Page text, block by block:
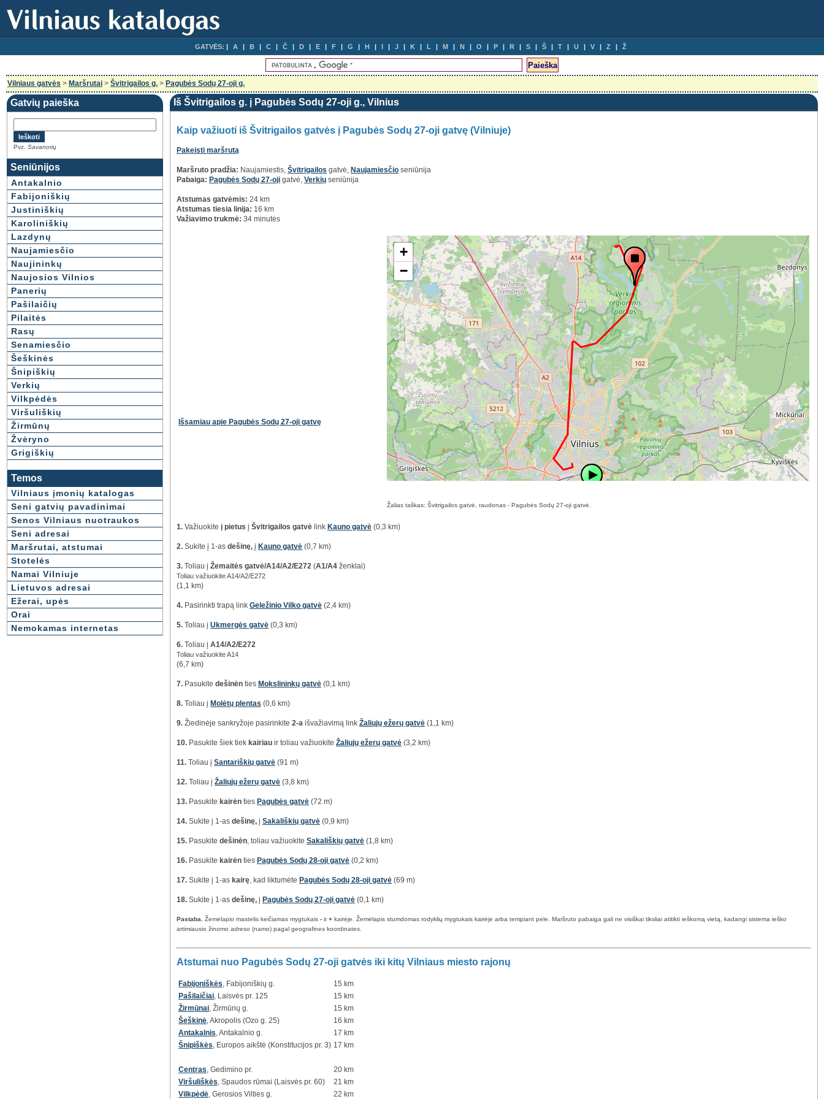
GATVĖS: A B C Č D E F G H I J K L M N O P R S Š T U V Z Ž
Vilniaus gatvės > Maršrutai > Švitrigailos g. > Pagubės Sodų 27-oji g.
Gatvių paieška
Pvz. Savanorių
Seniūnijos
Antakalnio
Fabijoniškių
Justiniškių
Karoliniškių
Lazdynų
Naujamiesčio
Naujininkų
Naujosios Vilnios
Panerių
Pašilaičių
Pilaitės
Rasų
Senamiesčio
Šeškinės
Šnipiškių
Verkių
Vilkpėdės
Viršuliškių
Žirmūnų
Žvėryno
Grigiškių
Temos
Vilniaus įmonių katalogas
Seni gatvių pavadinimai
Senos Vilniaus nuotraukos
Seni adresai
Maršrutai, atstumai
Stotelės
Namai Vilniuje
Lietuvos adresai
Ežerai, upės
Orai
Nemokamas internetas
Iš Švitrigailos g. į Pagubės Sodų 27-oji g., Vilnius
Kaip važiuoti iš Švitrigailos gatvės į Pagubės Sodų 27-oji gatvę (Vilniuje)
Pakeisti maršrutą
Maršruto pradžia: Naujamiestis, Švitrigailos gatvė, Naujamiesčio seniūnija
Pabaiga: Pagubės Sodų 27-oji gatvė, Verkių seniūnija
Atstumas gatvėmis: 24 km
Atstumas tiesia linija: 16 km
Važiavimo trukmė: 34 minutės
Išsamiau apie Pagubės Sodų 27-oji gatvę
+
−
Žalias taškas: Švitrigailos gatvė, raudonas - Pagubės Sodų 27-oji gatvė.
1. Važiuokite į pietus į Švitrigailos gatvė link Kauno gatvė (0,3 km)
2. Sukite į 1-as dešinę, į Kauno gatvė (0,7 km)
3. Toliau į Žemaitės gatvė/A14/A2/E272 (A1/A4 ženklai)
Toliau važiuokite A14/A2/E272
(1,1 km)
4. Pasirinkti trapą link Geležinio Vilko gatvė (2,4 km)
5. Toliau į Ukmergės gatvė (0,3 km)
6. Toliau į A14/A2/E272
Toliau važiuokite A14
(6,7 km)
7. Pasukite dešinėn ties Mokslininkų gatvė (0,1 km)
8. Toliau į Molėtų plentas (0,6 km)
9. Žiedinėje sankryžoje pasirinkite 2-a išvažiavimą link Žaliųjų ežerų gatvė (1,1 km)
10. Pasukite šiek tiek kairiau ir toliau važiuokite Žaliųjų ežerų gatvė (3,2 km)
11. Toliau į Santariškių gatvė (91 m)
12. Toliau į Žaliųjų ežerų gatvė (3,8 km)
13. Pasukite kairėn ties Pagubės gatvė (72 m)
14. Sukite į 1-as dešinę, į Sakališkių gatvė (0,9 km)
15. Pasukite dešinėn, toliau važiuokite Sakališkių gatvė (1,8 km)
16. Pasukite kairėn ties Pagubės Sodų 28-oji gatvė (0,2 km)
17. Sukite į 1-as kairę, kad liktumėte Pagubės Sodų 28-oji gatvė (69 m)
18. Sukite į 1-as dešinę, į Pagubės Sodų 27-oji gatvė (0,1 km)
Pastaba. Žemėlapio mastelis keičiamas mygtukais - ir+ kairėje. Žemėlapis stumdomas rodyklių mygtukais kairėje arba tempiant pele. Maršruto pabaiga gali ne visiškai tiksliai atitikti ieškomą vietą, kadangi sistema ieško
artimiausio žinomo adreso (namo) pagal geografines koordinates.
Atstumai nuo Pagubės Sodų 27-oji gatvės iki kitų Vilniaus miesto rajonų
Fabijoniškės , Fabijoniškių g.
15 km
Pašilaičiai , Laisvės pr. 125
15 km
Žirmūnai , Žirmūnų g.
15 km
Šeškinė , Akropolis (Ozo g. 25)
16 km
Antakalnis , Antakalnio g.
17 km
Šnipiškės , Europos aikštė (Konstitucijos pr. 3) 17 km
Centras , Gedimino pr.
20 km
Viršuliškės , Spaudos rūmai (Laisvės pr. 60)
21 km
Vilkpėdė , Gerosios Vilties g. 22 km